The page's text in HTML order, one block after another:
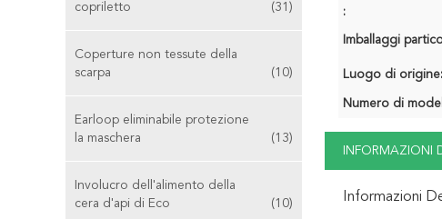
copriletto
(31)
Coperture non tessute della
scarpa
(10)
Earloop eliminabile protezione
la maschera
(13)
Involucro dell'alimento della
cera d'api di Eco
(10)
:
Imballaggi
Luogo di origine:
Numero di
INFORMAZIONI
Informazioni